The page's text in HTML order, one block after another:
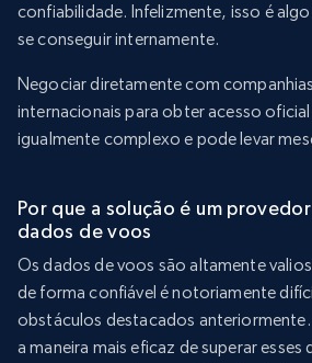
confiabilidade. Infelizmente, isso é
se conseguir internamente.
Negociar diretamente com
internacionais para obter acesso
igualmente complexo e pode levar
Por que a solução é um
dados de voos
Os dados de voos são altamente
de forma confiável é notoriamente
obstáculos destacados
a maneira mais eficaz de superar